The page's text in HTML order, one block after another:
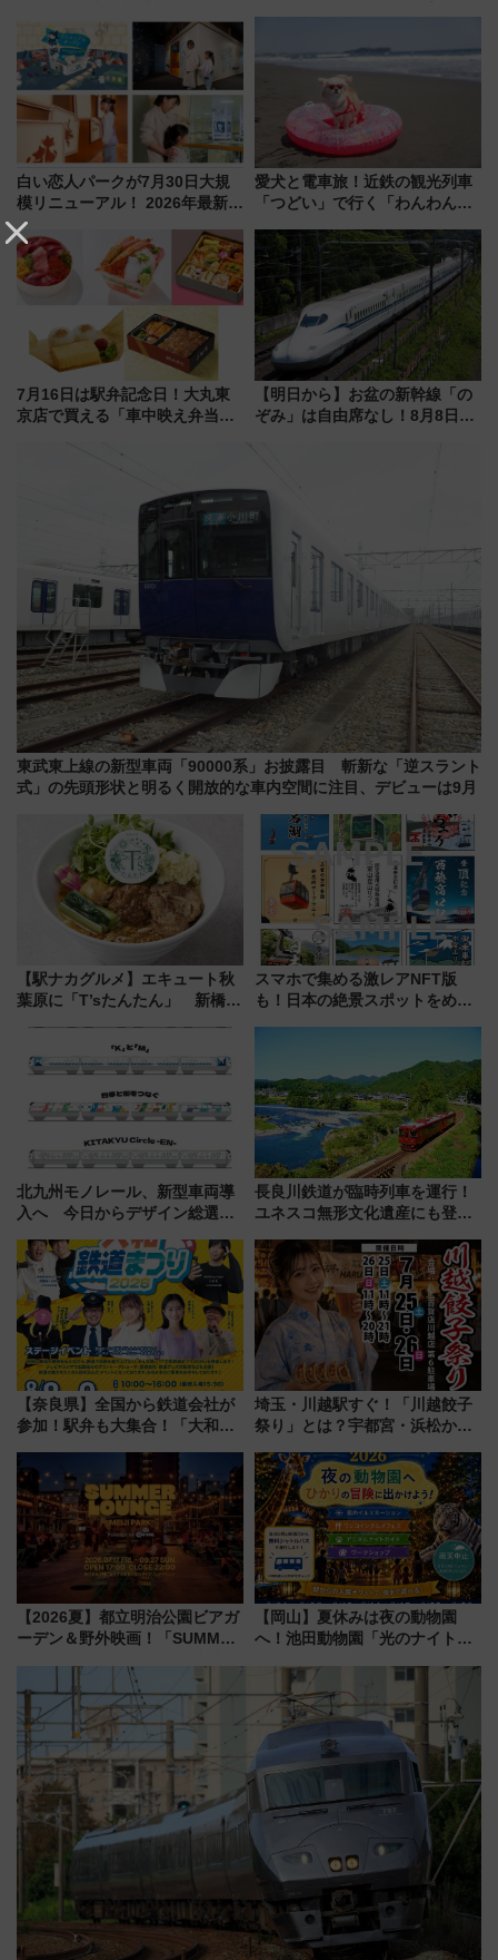
詰め放題を開催、ロイズタウン
駅からのアクセスも
白い恋人パークが7月30日大規
模リニューアル！ 2026年最新の
新エリア・工場見学の見どころ
と料金・アクセスを徹底解説
（札幌市）
愛犬と電車旅！近鉄の観光列車
「つどい」で行く「わんわん列
める日帰りツアー
7月16日は駅弁記念日！大丸東
京店で買える「車中映え弁当」
【明日から】お盆の新幹線「の
ぞみ」は自由席なし！8月8日午
東武東上線の新型車両「90000系」お披露目 斬新な「逆スラント
式」の先頭形状と明るく開放的な車内空間に注目、デビューは9月
【駅ナカグルメ】エキュート秋
葉原に「T’sたんたん」 新橋に
饅」、オムライス専門店「肉と
たまご」新グルメ続々登場！
スマホで集める激レアNFT版
も！日本の絶景スポットをめぐ
北九州モノレール、新型車両導
入へ 今日からデザイン総選挙
長良川鉄道が臨時列車を運行！
ユネスコ無形文化遺産にも登録
に 乗車には予約が必要
【奈良県】全国から鉄道会社が
参加！駅弁も大集合！「大和鉄
に開催決定
埼玉・川越駅すぐ！「川越餃子
祭り」とは？宇都宮・浜松から
を食べ比べ【7月25日・26日開
催】
【2026夏】都立明治公園ビアガ
ーデン＆野外映画！「SUMMER
ケジュール 夜風とビール、映画
を満喫！
【岡山】夏休みは夜の動物園
へ！池田動物園「光のナイトズ